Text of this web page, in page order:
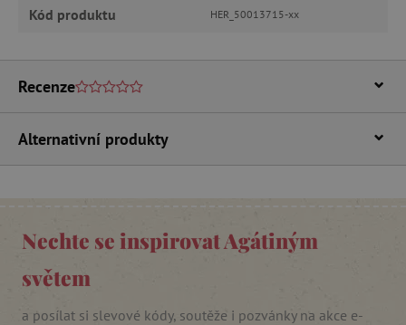
Kód produktu HER_50013715-xx
Recenze
Alternativní produkty
Nechte se inspirovat Agátiným
světem
a posílat si slevové kódy, soutěže i pozvánky na akce e-
_lb_ccc